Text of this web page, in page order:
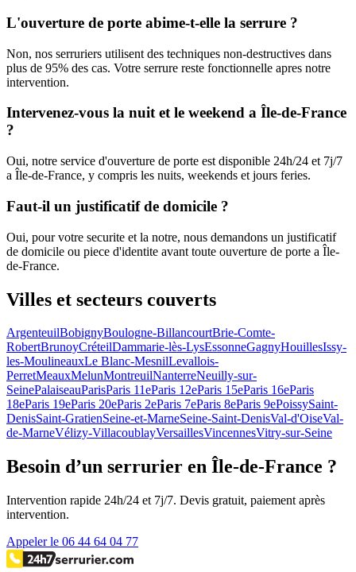
L'ouverture de porte abime-t-elle la serrure ?
Non, nos serruriers utilisent des techniques non-destructives dans
plus de 95% des cas. Votre serrure reste fonctionnelle apres notre
intervention.
Intervenez-vous la nuit et le weekend a Île-de-France
?
Oui, notre service d'ouverture de porte est disponible 24h/24 et 7j/7
a Île-de-France, y compris les nuits, weekends et jours feries.
Faut-il un justificatif de domicile ?
Oui, pour votre securite et la notre, nous demandons un justificatif
de domicile ou piece d'identite avant toute ouverture de porte a Île-
de-France.
Villes et secteurs couverts
ArgenteuilBobignyBoulogne-BillancourtBrie-Comte-
RobertBrunoyCréteilDammarie-lès-LysEssonneGagnyHouillesIssy-
les-MoulineauxLe Blanc-MesnilLevallois-
PerretMeauxMelunMontreuilNanterreNeuilly-sur-
SeinePalaiseauParisParis 11eParis 12eParis 15eParis 16eParis
18eParis 19eParis 20eParis 2eParis 7eParis 8eParis 9ePoissySaint-
DenisSaint-GratienSeine-et-MarneSeine-Saint-DenisVal-d'OiseVal-
de-MarneVélizy-VillacoublayVersaillesVincennesVitry-sur-Seine
Besoin d’un serrurier en Île-de-France ?
Intervention rapide 24h/24 et 7j/7. Devis gratuit, paiement après
intervention.
Appeler le 06 44 64 04 77